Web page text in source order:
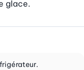
glace.